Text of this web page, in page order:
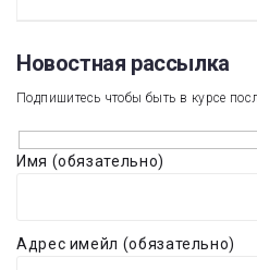
Новостная рассылка​
Подпишитесь чтобы быть в курсе
Имя (обязательно)
Адрес имейл (обязательно)